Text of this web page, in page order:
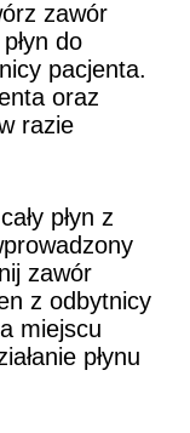
zawór
do
pacjenta.
oraz
razie
płyn z
zawór
z odbytnicy
miejscu
płynu